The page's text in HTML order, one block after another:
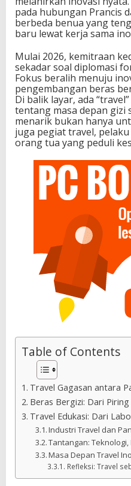
pada hubungan Prancis
berbeda benua yang
baru lewat kerja sama
Mulai 2026, kemitraan
sekadar soal diplomasi
Fokus beralih menuju
pengembangan beras
Di balik layar, ada
tentang masa depan gizi
menarik bukan hanya
juga pegiat travel,
orang tua yang peduli
Table of Contents
Travel Gagasan antara
Beras Bergizi: Dari
Travel Edukasi: Dari
Industri Travel dan
Tantangan:
Masa Depan Travel
Refleksi: Travel